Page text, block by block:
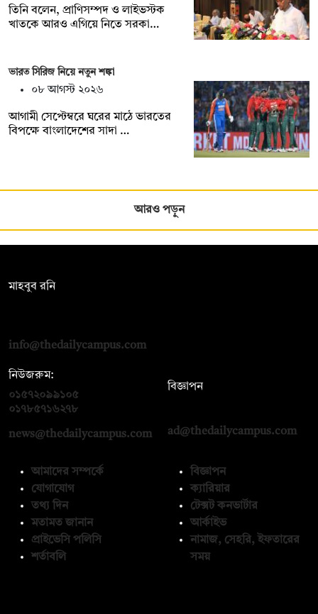
তিনি বলেন, প্রাণিসম্পদ ও লাইভস্টক
খাতকে আরও এগিয়ে নিতে সরকা…
ভারত সিরিজ নিয়ে নতুন শঙ্কা
০৮ আগস্ট ২০২৬
আগামী সেপ্টেম্বরে ঘরের মাঠে ভারতের
বিপক্ষে বাংলাদেশের সাদা …
আরও পড়ুন
মাহবুব রনি
info@thedailycampus.com
নিউজরুম:
০১৫৭২০৯৯১০৫
০১৭৮৫৭১৬২৭৮
news@thedailycampus.com
বিজ্ঞাপন
ad@thedailycampus.com
আমাদের সম্পর্কে
যোগাযোগ
তথ্য দিন
মতামত জানান
প্রাইভেসি পলিসি
শর্তাবলি
বিজ্ঞাপন
ক্যারিয়ার
টেক্সট কনভার্টার
আর্কাইভ
নামাজ, সেহরি, ইফতারের
সময়